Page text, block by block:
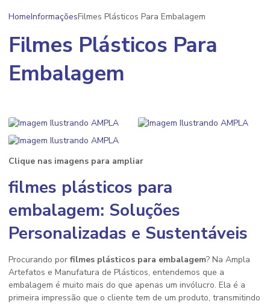
HomeInformaçõesFilmes Plásticos Para Embalagem
Filmes Plásticos Para
Embalagem
Clique nas imagens para ampliar
filmes plásticos para
embalagem: Soluções
Personalizadas e Sustentáveis
Procurando por filmes plásticos para embalagem? Na Ampla
Artefatos e Manufatura de Plásticos, entendemos que a
embalagem é muito mais do que apenas um invólucro. Ela é a
primeira impressão que o cliente tem de um produto, transmitindo